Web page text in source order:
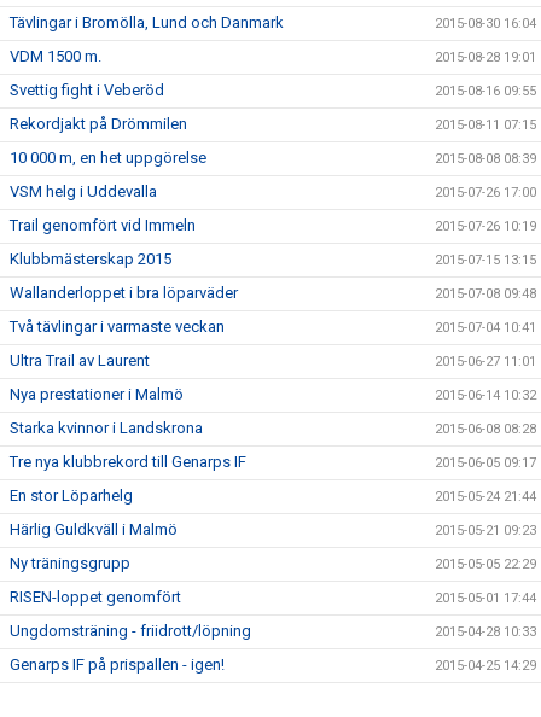
Tävlingar i Bromölla, Lund och Danmark 2015-08-30 16:04
VDM 1500 m. 2015-08-28 19:01
Svettig fight i Veberöd 2015-08-16 09:55
Rekordjakt på Drömmilen 2015-08-11 07:15
10 000 m, en het uppgörelse 2015-08-08 08:39
VSM helg i Uddevalla 2015-07-26 17:00
Trail genomfört vid Immeln 2015-07-26 10:19
Klubbmästerskap 2015 2015-07-15 13:15
Wallanderloppet i bra löparväder 2015-07-08 09:48
Två tävlingar i varmaste veckan 2015-07-04 10:41
Ultra Trail av Laurent 2015-06-27 11:01
Nya prestationer i Malmö 2015-06-14 10:32
Starka kvinnor i Landskrona 2015-06-08 08:28
Tre nya klubbrekord till Genarps IF 2015-06-05 09:17
En stor Löparhelg 2015-05-24 21:44
Härlig Guldkväll i Malmö 2015-05-21 09:23
Ny träningsgrupp 2015-05-05 22:29
RISEN-loppet genomfört 2015-05-01 17:44
Ungdomsträning - friidrott/löpning 2015-04-28 10:33
Genarps IF på prispallen - igen! 2015-04-25 14:29